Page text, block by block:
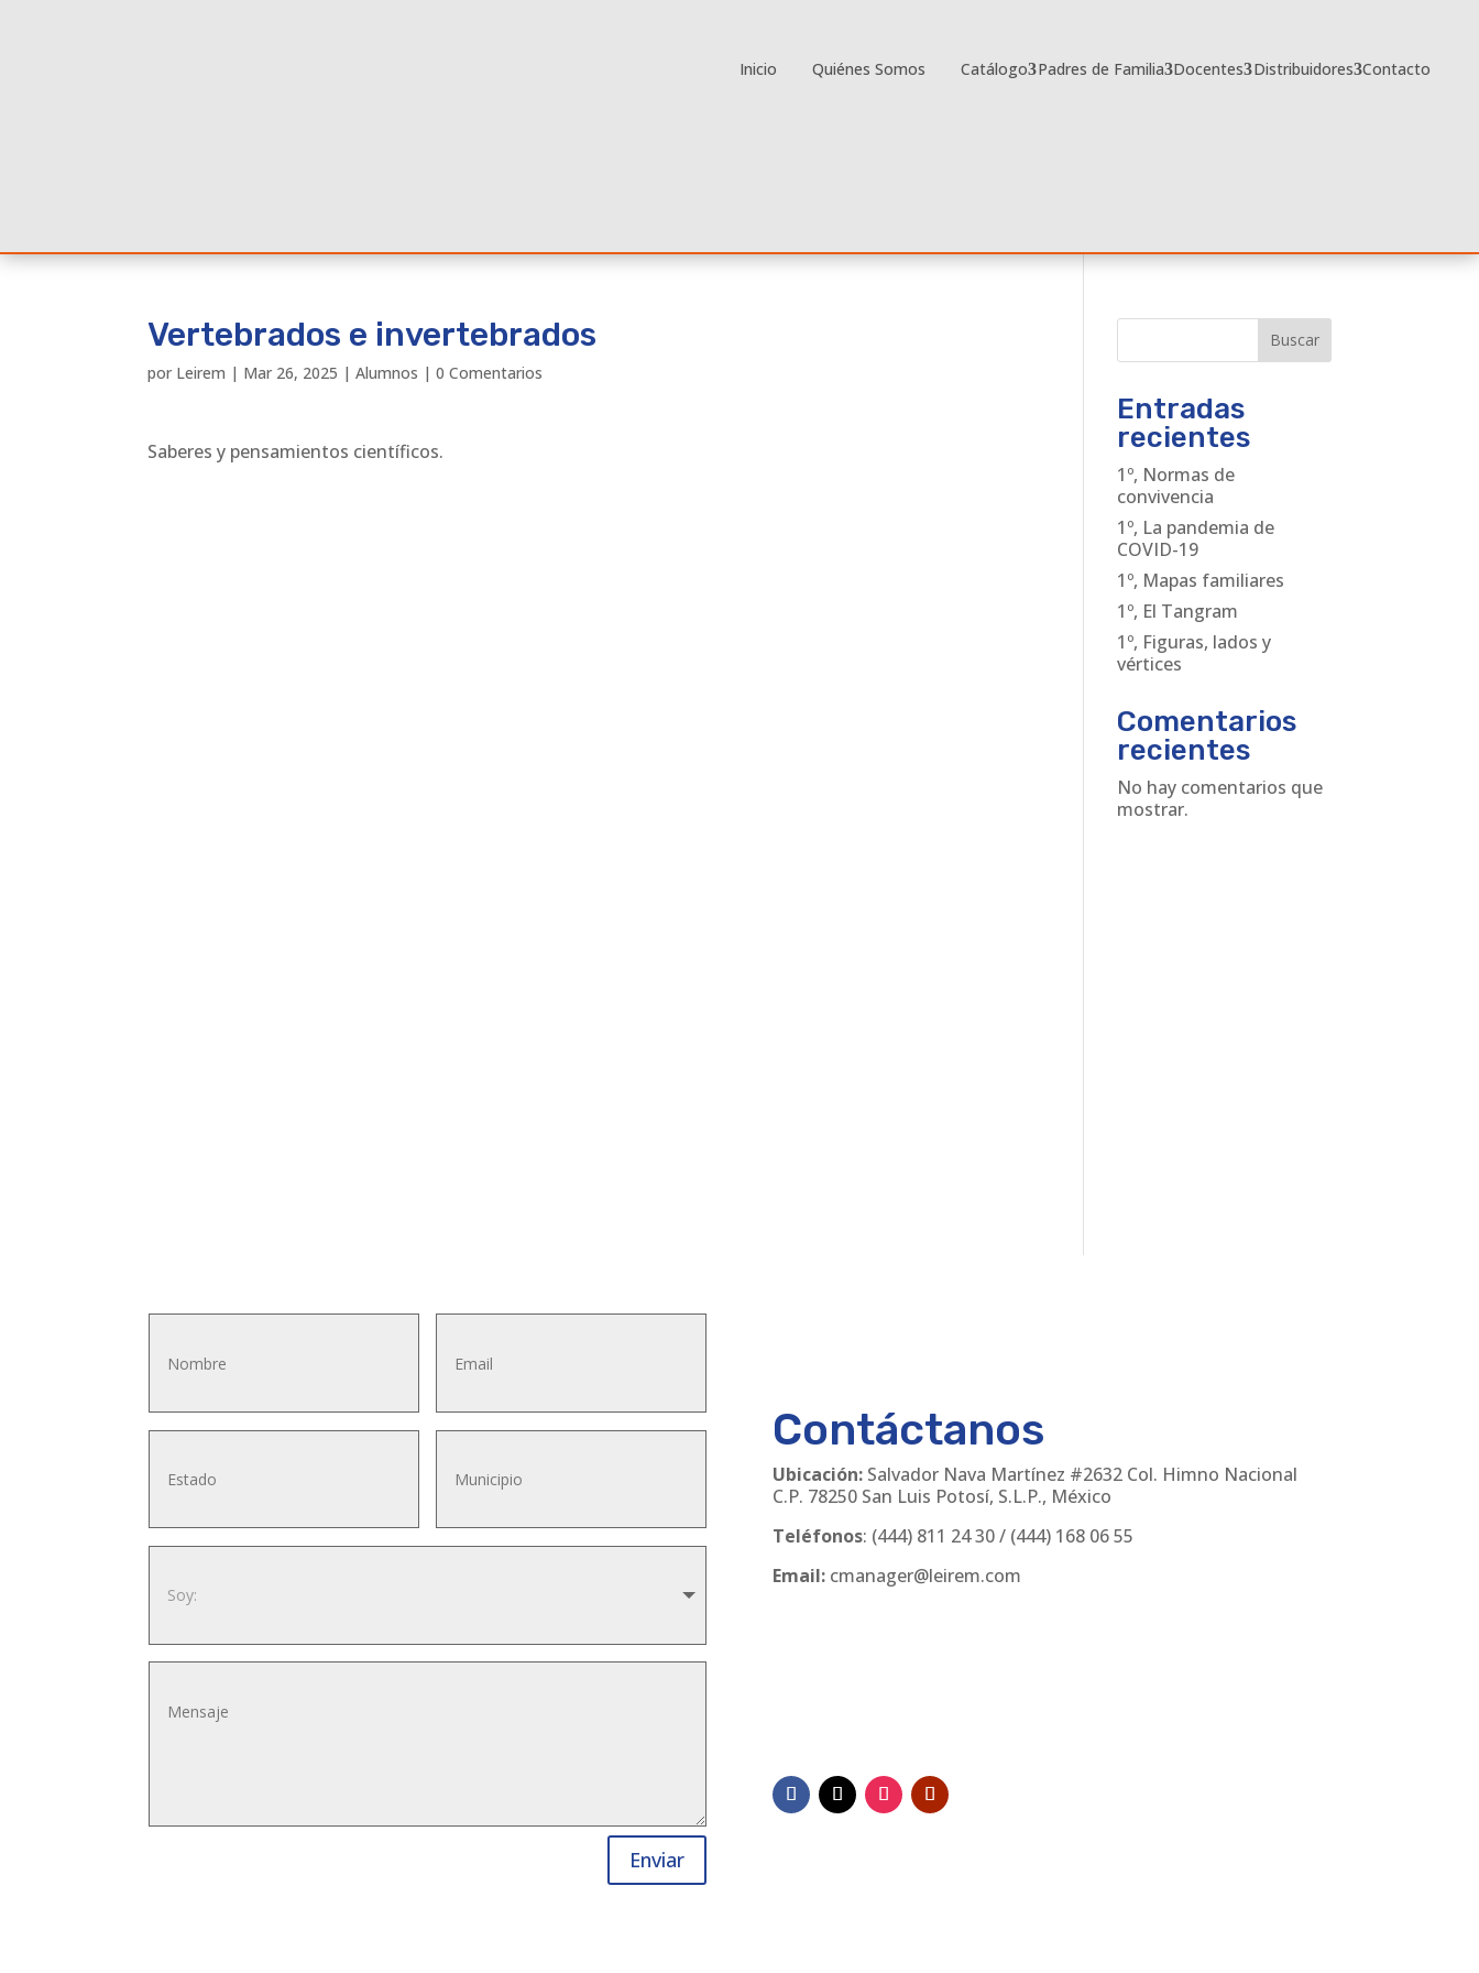
Inicio Quiénes Somos Catálogo Padres de Familia Docentes Distribuidores Contacto
Vertebrados e invertebrados
por Leirem | Mar 26, 2025 |Alumnos |0 Comentarios
Saberes y pensamientos científicos.
Buscar
Entradas
recientes
1º, Normas de
convivencia
1º, La pandemia de
COVID-19
1º, Mapas familiares
1º, El Tangram
1º, Figuras, lados y
vértices
Comentarios
recientes
No hay comentarios que
mostrar.
Enviar
Contáctanos
Ubicación:Salvador Nava Martínez #2632 Col. Himno Nacional
C.P. 78250 San Luis Potosí, S.L.P., México
Teléfonos: (444) 811 24 30/ (444) 168 06 55
Email: cmanager@leirem.com